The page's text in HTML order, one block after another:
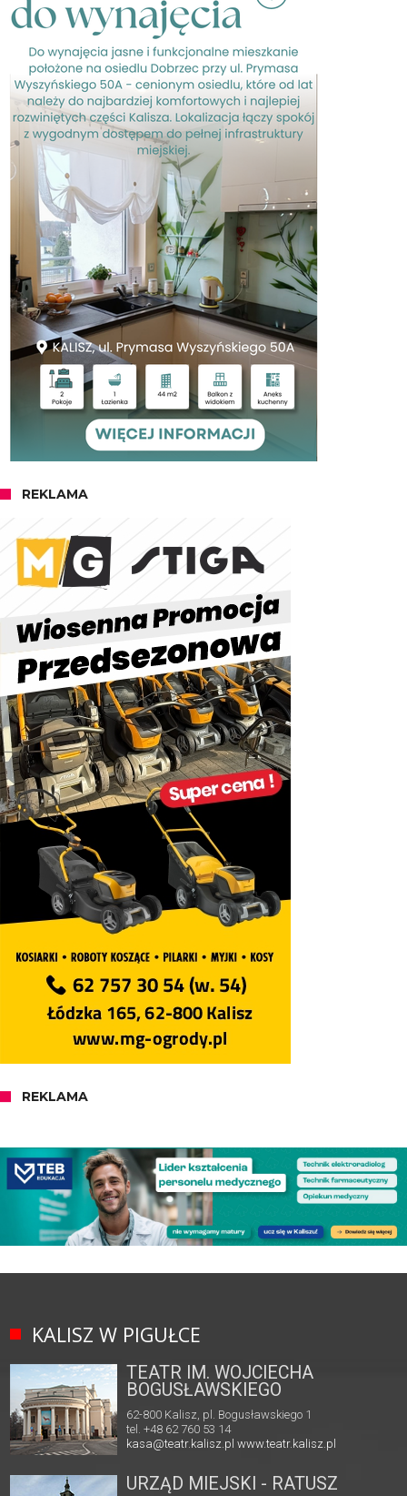
REKLAMA
REKLAMA
KALISZ W PIGUŁCE
TEATR IM. WOJCIECHA
BOGUSŁAWSKIEGO
62-800 Kalisz, pl. Bogusławskiego 1
tel. +48 62 760 53 14
kasa@teatr.kalisz.pl www.teatr.kalisz.pl
URZĄD MIEJSKI - RATUSZ